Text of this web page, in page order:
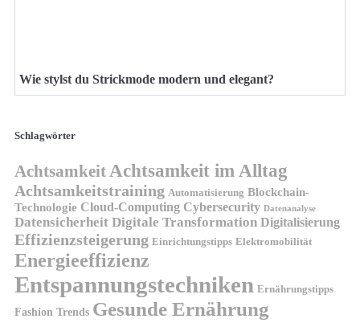
Wie stylst du Strickmode modern und elegant?
Schlagwörter
AchtsamkeitAchtsamkeit im Alltag
Achtsamkeitstraining Automatisierung Blockchain-
Technologie Cloud-Computing Cybersecurity Datenanalyse
Datensicherheit Digitale Transformation Digitalisierung
Effizienzsteigerung Einrichtungstipps Elektromobilität
Energieeffizienz
Entspannungstechniken Ernährungstipps
Fashion Trends Gesunde Ernährung